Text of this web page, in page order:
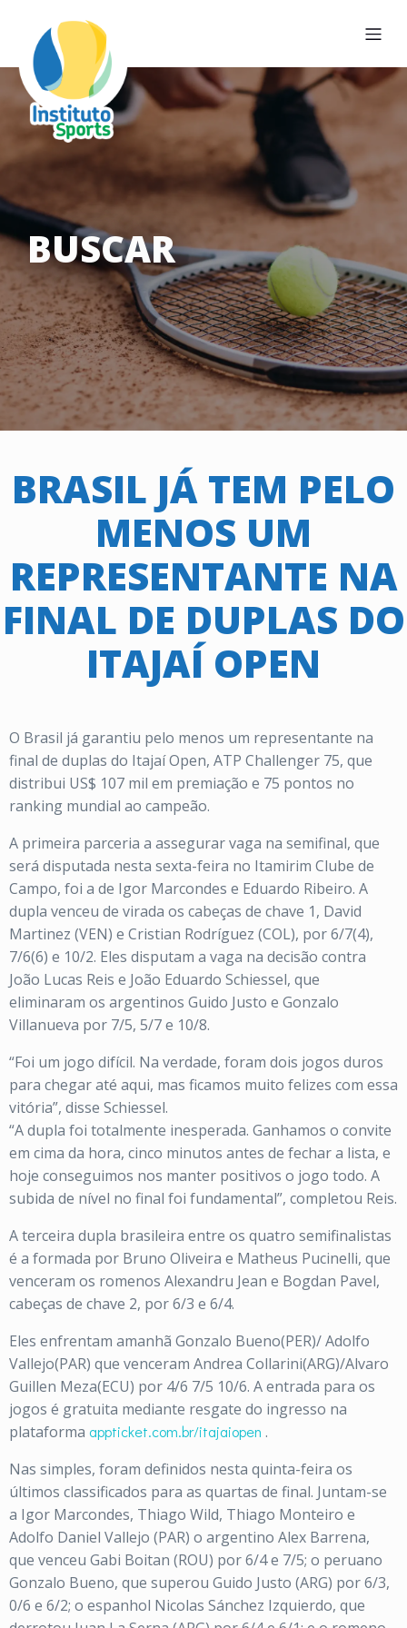
BUSCAR
BRASIL JÁ TEM PELO
MENOS UM
REPRESENTANTE NA
FINAL DE DUPLAS DO
ITAJAÍ OPEN
O Brasil já garantiu pelo menos um representante na
final de duplas do Itajaí Open, ATP Challenger 75, que
distribui US$ 107 mil em premiação e 75 pontos no
ranking mundial ao campeão.
A primeira parceria a assegurar vaga na semifinal, que
será disputada nesta sexta-feira no Itamirim Clube de
Campo, foi a de Igor Marcondes e Eduardo Ribeiro. A
dupla venceu de virada os cabeças de chave 1, David
Martinez (VEN) e Cristian Rodríguez (COL), por 6/7(4),
7/6(6) e 10/2. Eles disputam a vaga na decisão contra
João Lucas Reis e João Eduardo Schiessel, que
eliminaram os argentinos Guido Justo e Gonzalo
Villanueva por 7/5, 5/7 e 10/8.
“Foi um jogo difícil. Na verdade, foram dois jogos duros
para chegar até aqui, mas ficamos muito felizes com essa
vitória”, disse Schiessel.
“A dupla foi totalmente inesperada. Ganhamos o convite
em cima da hora, cinco minutos antes de fechar a lista, e
hoje conseguimos nos manter positivos o jogo todo. A
subida de nível no final foi fundamental”, completou Reis.
A terceira dupla brasileira entre os quatro semifinalistas
é a formada por Bruno Oliveira e Matheus Pucinelli, que
venceram os romenos Alexandru Jean e Bogdan Pavel,
cabeças de chave 2, por 6/3 e 6/4.
Eles enfrentam amanhã Gonzalo Bueno(PER)/ Adolfo
Vallejo(PAR) que venceram Andrea Collarini(ARG)/Alvaro
Guillen Meza(ECU) por 4/6 7/5 10/6. A entrada para os
jogos é gratuita mediante resgate do ingresso na
plataforma appticket.com.br/itajaiopen .
Nas simples, foram definidos nesta quinta-feira os
últimos classificados para as quartas de final. Juntam-se
a Igor Marcondes, Thiago Wild, Thiago Monteiro e
Adolfo Daniel Vallejo (PAR) o argentino Alex Barrena,
que venceu Gabi Boitan (ROU) por 6/4 e 7/5; o peruano
Gonzalo Bueno, que superou Guido Justo (ARG) por 6/3,
0/6 e 6/2; o espanhol Nicolas Sánchez Izquierdo, que